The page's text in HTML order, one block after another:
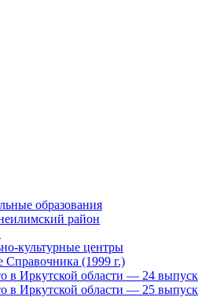
образования
район
культурные центры
Справочника (1999 г.)
в Иркутской области — 24 выпуск
в Иркутской области — 25 выпуск